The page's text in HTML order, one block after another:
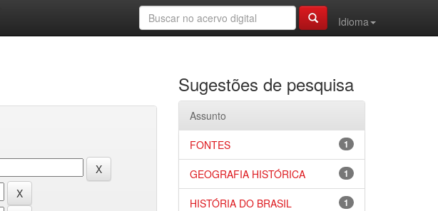
Idioma
Sugestões de pesquisa
Assunto
1
FONTES
1
GEOGRAFIA HISTÓRICA
1
HISTÓRIA DO BRASIL